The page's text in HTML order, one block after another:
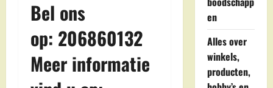
Bel ons
op: 206860132
Meer informatie
en
Alles over
winkels,
producten,